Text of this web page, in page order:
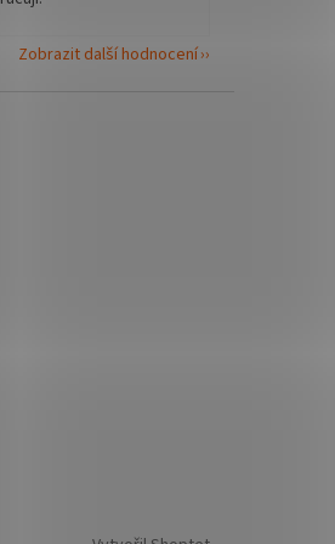
Zobrazit další hodnocení